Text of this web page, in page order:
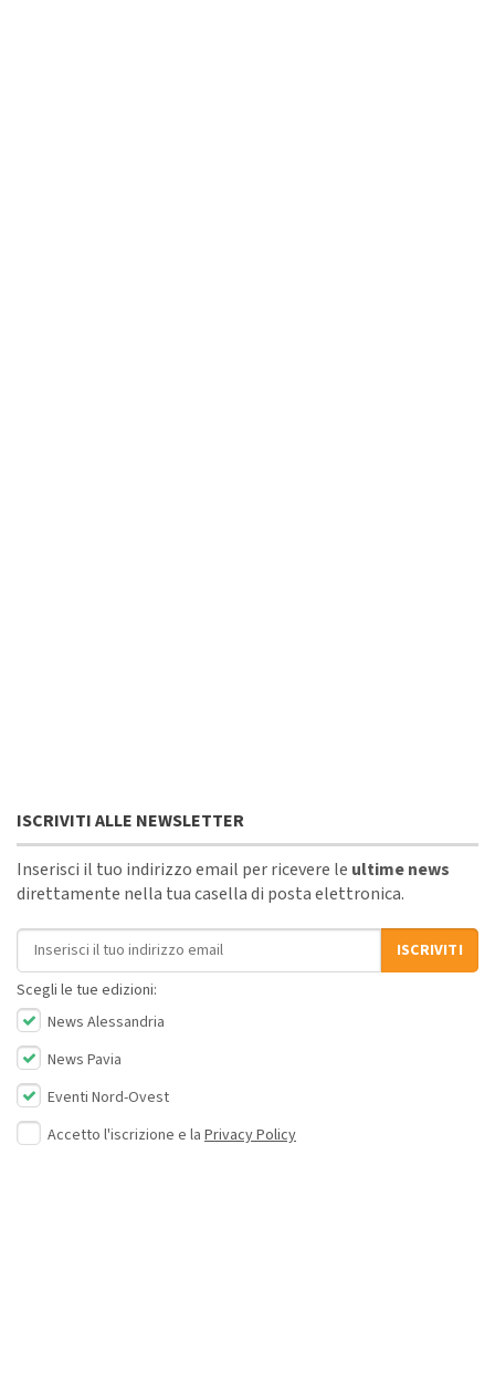
ISCRIVITI ALLE NEWSLETTER
Inserisci il tuo indirizzo email per ricevere le ultime news
direttamente nella tua casella di posta elettronica.
Indirizzo email
ISCRIVITI
Scegli le tue edizioni:
News Alessandria
News Pavia
Eventi Nord-Ovest
Accetto l'iscrizione e la Privacy Policy